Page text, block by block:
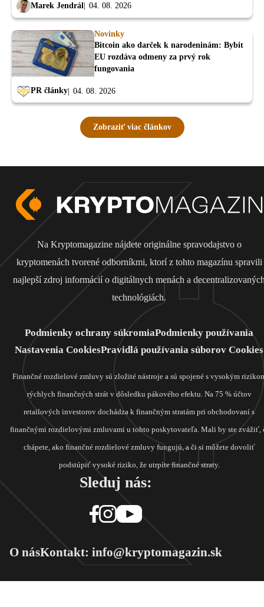
Marek Jendrál 04. 08. 2026
Novinky
Bitcoin ako darček k narodeninám: Bybit
EU rozdáva odmeny za prvý rok
fungovania
PR články 04. 08. 2026
Zobraziť viac článkov
Na Kryptomagazine nájdete originálne spravodajstvo o
kryptomenách tvorené odborníkmi, ktorí z tohto magazínu spravili
najlepší zdroj informácií o digitálnych menách a
technológiách.
Podmienky ochrany súkromiaPodmienky používania
Nastavenia CookiesPravidlá používania súborov Cookies
Finančné rozdielové zmluvy sú zložité nástroje a sú spojené s vysokým
rýchlych finančných strát v dôsledku pákového efektu. Na 75 % účtov
retailových investorov dochádza k finančným stratám pri obchodovaní s
finančnými rozdielovými zmluvami u tohto poskytovateľa. Mali by ste zvážiť,
chápete, ako finančné rozdielové zmluvy fungujú, a či si môžete dovoliť
podstúpiť vysoké riziko, že utrpíte finančné straty.
Sleduj nás:
O násKontakt: info@kryptomagazin.sk